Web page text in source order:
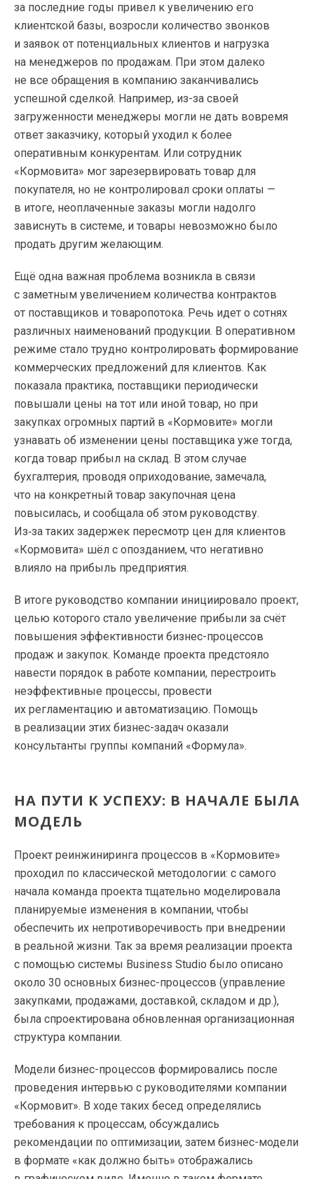
за последние годы привел к увеличению его
клиентской базы, возросли количество звонков
и заявок от потенциальных клиентов и нагрузка
на менеджеров по продажам. При этом далеко
не все обращения в компанию заканчивались
успешной сделкой. Например, из-за своей
загруженности менеджеры могли не дать вовремя
ответ заказчику, который уходил к более
оперативным конкурентам. Или сотрудник
«Кормовита» мог зарезервировать товар для
покупателя, но не контролировал сроки оплаты —
в итоге, неоплаченные заказы могли надолго
зависнуть в системе, и товары невозможно было
продать другим желающим.
Ещё одна важная проблема возникла в связи
с заметным увеличением количества контрактов
от поставщиков и товаропотока. Речь идет о сотнях
различных наименований продукции. В оперативном
режиме стало трудно контролировать формирование
коммерческих предложений для клиентов. Как
показала практика, поставщики периодически
повышали цены на тот или иной товар, но при
закупках огромных партий в «Кормовите» могли
узнавать об изменении цены поставщика уже тогда,
когда товар прибыл на склад. В этом случае
бухгалтерия, проводя оприходование, замечала,
что на конкретный товар закупочная цена
повысилась, и сообщала об этом руководству.
Из‑за таких задержек пересмотр цен для клиентов
«Кормовита» шёл с опозданием, что негативно
влияло на прибыль предприятия.
В итоге руководство компании инициировало проект,
целью которого стало увеличение прибыли за счёт
повышения эффективности бизнес-процессов
продаж и закупок. Команде проекта предстояло
навести порядок в работе компании, перестроить
неэффективные процессы, провести
их регламентацию и автоматизацию. Помощь
в реализации этих бизнес-задач оказали
консультанты группы компаний «Формула».
НА ПУТИ К УСПЕХУ: В НАЧАЛЕ БЫЛА
МОДЕЛЬ
Проект реинжиниринга процессов в «Кормовите»
проходил по классической методологии: с самого
начала команда проекта тщательно моделировала
планируемые изменения в компании, чтобы
обеспечить их непротиворечивость при внедрении
в реальной жизни. Так за время реализации проекта
с помощью системы Business Studio было описано
около 30 основных бизнес-процессов (управление
закупками, продажами, доставкой, складом и др.),
была спроектирована обновленная организационная
структура компании.
Модели бизнес-процессов формировались после
проведения интервью с руководителями компании
«Кормовит». В ходе таких бесед определялись
требования к процессам, обсуждались
рекомендации по оптимизации, затем бизнес-модели
в формате «как должно быть» отображались